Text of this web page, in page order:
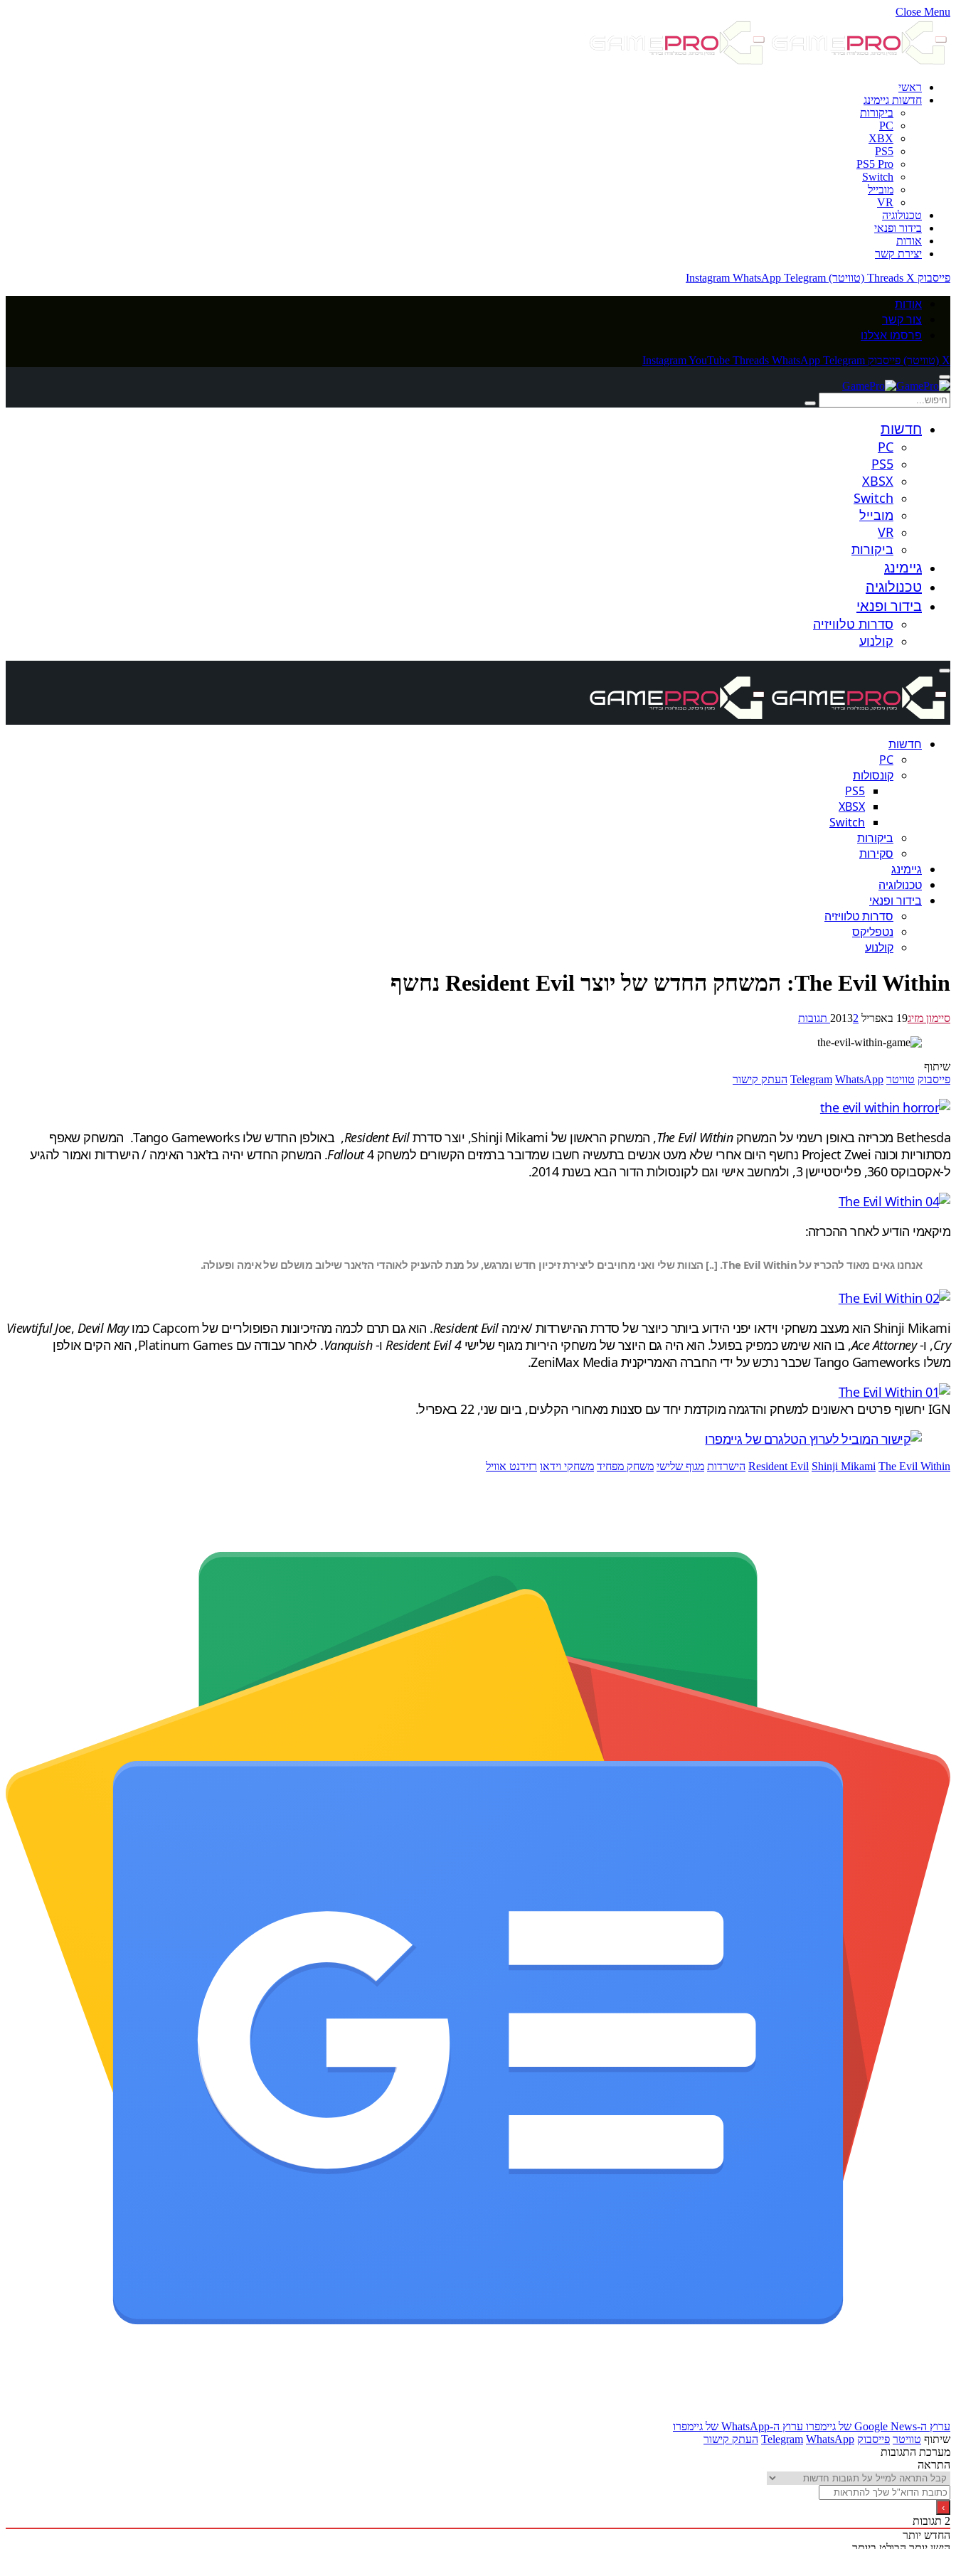
Close Menu
ראשי
חדשות גיימינג
ביקורות
PC
XBX
PS5
PS5 Pro
Switch
מובייל
VR
טכנולוגיה
בידור ופנאי
אודות
יצירת קשר
פייסבוק
Threads X (טוויטר) Instagram WhatsApp Telegram
אודות
צור קשר
פרסמו אצלנו
X (טוויטר) פייסבוק InstagramYouTube Threads WhatsApp Telegram
חדשות
PC
PS5
XBSX
Switch
מובייל
VR
ביקורות
גיימינג
טכנולוגיה
בידור ופנאי
סדרות טלוויזיה
קולנוע
חדשות
PC
קונסולות
PS5
XBSX
Switch
ביקורות
סקירות
גיימינג
טכנולוגיה
בידור ופנאי
סדרות טלוויזיה
נטפליקס
קולנוע
The Evil Within: המשחק החדש של יוצר Resident Evil נחשף
סיימון מזיג19 באפריל 2013 2 תגובות
שיתוף
פייסבוק טוויטר Telegram WhatsApp העתק קישור
Bethesda מכריזה ​​באופן רשמי על המשחק The Evil Within, המשחק הראשון של Shinji Mikami, יוצר סדרת Resident Evil
, באולפן החדש שלו Tango Gameworks. המשחק שאפף
מסתוריות וכונה Project Zwei נחשף היום אחרי שלא מעט אנשים בתעשיה חשבו שמדובר ברמזים הקשורים למשחק
Fallout4. המשחק החדש יהיה בז'אנר האימה / הישרדות ואמור להגיע
ל-אקסבוקס 360, פלייסטיישן 3, ולמחשב אישי וגם לקונסולות הדור הבא בשנת 2014.
מיקאמי הודיע לאחר ההכרזה:
אנחנו גאים מאוד להכריז על The Evil Within. [..] הצוות שלי ואני מחויבים ליצירת זיכיון חדש ומרגש, על מנת להעניק לאוהדי הז'אנר שילוב מושלם של אימה ופעולה.
Shinji Mikami הוא מעצב משחקי וידאו יפני הידוע ביותר כיוצר של סדרת ההישרדות /אימה Resident Evil. הוא גם תרם לכמה מהזיכיונות הפופולריים של Capcom כמו Viewtiful Joe, Devil May
Cry, ו-Ace Attorney, בו הוא שימש כמפיק בפועל. הוא היה גם היוצר של משחקי היריות מגוף שלישיResident Evil 4 ו-Vanquish
. לאחר עבודה עם Platinum Games, הוא הקים אולפן
משלו Tango Gameworks שכבר נרכש על ידי החברה האמריקנית ZeniMax Media.
IGN יחשוף פרטים ראשונים למשחק והדגמה מוקדמת יחד עם סצנות מאחורי הקלעים, ביום שני, 22 באפריל.
Resident Evil Shinji Mikami The Evil Within הישרדות מגוף שלישי משחק מפחיד משחקי וידאו רזידנט אוויל
ערוץ ה-Google News של גיימפרו
ערוץ ה-WhatsApp של גיימפרו
שיתוף טוויטר פייסבוק Telegram WhatsApp
העתק קישור
מערכת התגובות
התראה
2 תגובות
החדש יותר